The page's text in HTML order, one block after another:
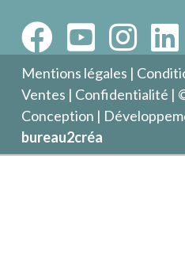
Mentions légales |
Ventes | Confidentialité |
Conception |
bureau2créa